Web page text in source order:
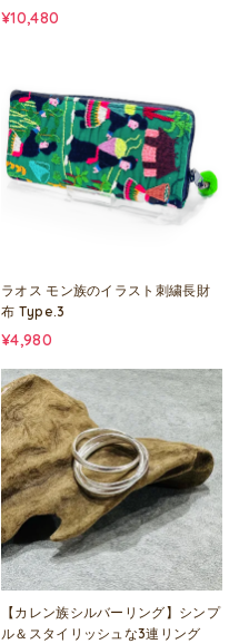
¥10,480
ラオス モン族のイラスト刺繍長財
布 Type.3
¥4,980
【カレン族シルバーリング】シンプ
ル＆スタイリッシュな3連リング